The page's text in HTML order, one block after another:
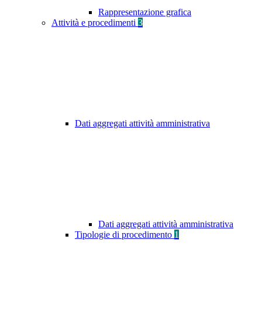
Rappresentazione grafica
Attività e procedimenti 3
Dati aggregati attività amministrativa
Dati aggregati attività amministrativa
Tipologie di procedimento 1